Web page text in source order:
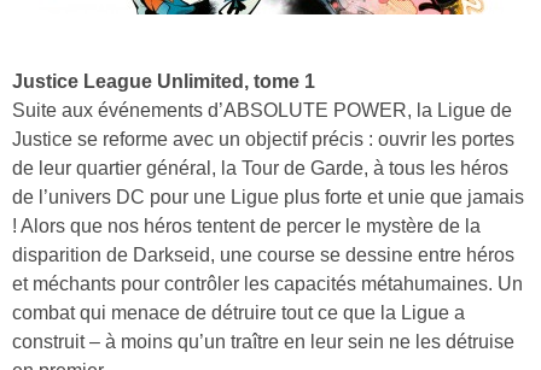
Justice League Unlimited, tome 1
Suite aux événements d’ABSOLUTE POWER, la Ligue de
Justice se reforme avec un objectif précis : ouvrir les portes
de leur quartier général, la Tour de Garde, à tous les héros
de l’univers DC pour une Ligue plus forte et unie que jamais
! Alors que nos héros tentent de percer le mystère de la
disparition de Darkseid, une course se dessine entre héros
et méchants pour contrôler les capacités métahumaines. Un
combat qui menace de détruire tout ce que la Ligue a
construit – à moins qu’un traître en leur sein ne les détruise